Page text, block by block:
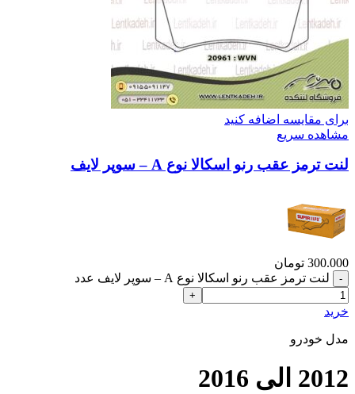
برای مقایسه اضافه کنید
مشاهده سریع
لنت ترمز عقب رنو اسکالا نوع A – سوپر لایف
300.000 تومان
لنت ترمز عقب رنو اسکالا نوع A – سوپر لایف عدد
خرید
مدل خودرو
2012 الی 2016